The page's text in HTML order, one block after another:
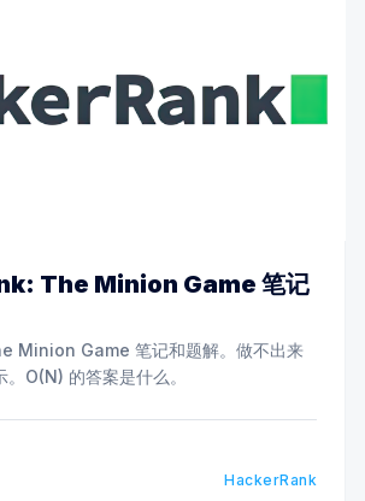
The Minion Game 笔记
Minion Game 笔记和题解。做不出来
O(N) 的答案是什么。
HackerRank